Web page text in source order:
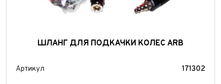
ШЛАНГ ДЛЯ ПОДКАЧКИ КОЛЕС ARB
Артикул 171302